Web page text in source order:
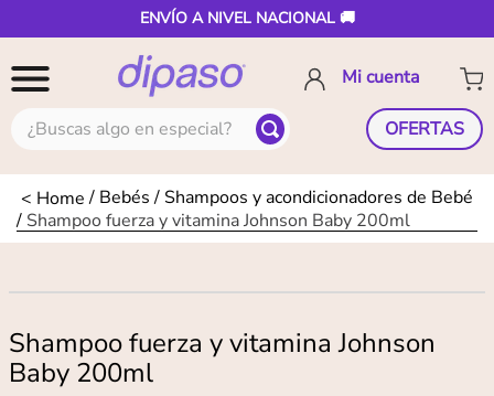
ENVÍO A NIVEL NACIONAL 🚚
¿Buscas algo en especial? OFERTAS
Bebés
Shampoos y acondicionadores de Bebé
Shampoo fuerza y vitamina Johnson Baby 200ml
Shampoo fuerza y vitamina Johnson
Baby 200ml